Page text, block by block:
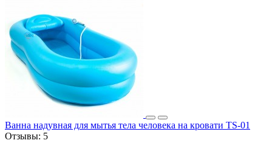
Ванна надувная для мытья тела человека на кровати TS-01
Отзывы: 5